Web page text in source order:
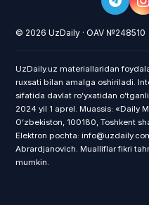
© 2026 UzDaily · OAV №248510
UzDaily.uz materiallaridan
ruxsati bilan amalga oshiriladi.
sifatida davlat roʻyxatidan
2024 yil 1 aprel. Muassis: «Daily
Oʻzbekiston, 100180, Toshkent
Elektron pochta:
Abrardjanovich. Mualliflar fikri
mumkin.